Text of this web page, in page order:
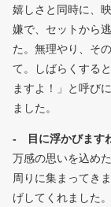
嬉しさと同時に、
嫌で、セットから
た。無理やり、そ
て。しばらくする
ますよ！」と呼び
ました。
- 目に浮かびます
万感の思いを込め
周りに集まってき
げしてくれました